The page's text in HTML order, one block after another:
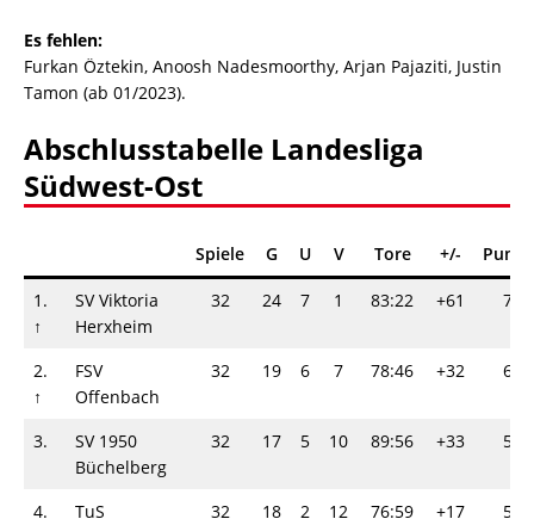
Es fehlen:
Furkan Öztekin, Anoosh Nadesmoorthy, Arjan Pajaziti, Justin
Tamon (ab 01/2023).
Abschlusstabelle Landesliga
Südwest-Ost
Spiele G U V Tore +/-
1.
↑
SV Viktoria
Herxheim
32 24 7 1 83:22 +61 79
2.
↑
FSV
Offenbach
32 19 6 7 78:46 +32 63
3.
SV 1950
Büchelberg
32 17 5 10 89:56 +33 56
4.
TuS
32 18 2 12 76:59 +17 56